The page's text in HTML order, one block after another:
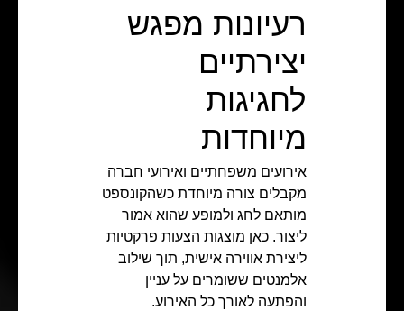
רעיונות מפגש
יצירתיים
לחגיגות
מיוחדות
אירועים משפחתיים ואירועי חברה
מקבלים צורה מיוחדת כשהקונספט
מותאם לחג ולמופע שהוא אמור
ליצור. כאן מוצגות הצעות פרקטיות
ליצירת אווירה אישית, תוך שילוב
אלמנטים ששומרים על עניין
והפתעה לאורך כל האירוע.